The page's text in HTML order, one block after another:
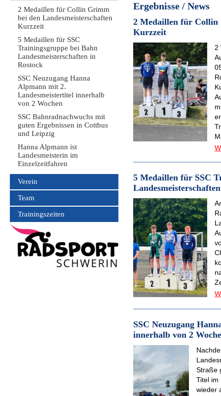
2 Medaillen für Collin Grimm
bei den Landesmeisterschaften
Kurzzeit
5 Medaillen für SSC
Trainingsgruppe bei Bahn
Landesmeisterschaften in
Rostock
SSC Neuzugang Hanna
Alpmann mit 2.
Landesmeistertitel innerhalb
von 2 Wochen
SSC Bahnradnachwuchs mit
guten Ergebnissen in Cottbus
und Leipzig
Hanna Alpmann ist
Landesmeisterin im
Einzelzeitfahren
Verein
Team
Trainingszeiten
Ergebnisse / News
2 Medaillen für Collin
Kurzzeit
2
5 Medaillen für SSC
SSC Neuzugang
innerhalb von 2
Straße
Titel im
wieder